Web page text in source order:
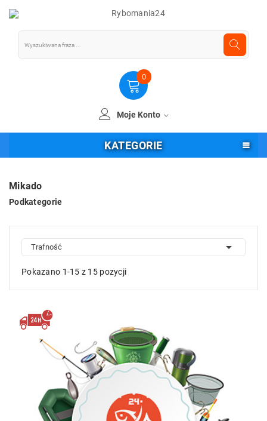
0
Moje Konto
KATEGORIE
Mikado
Podkategorie
Trafność 
Pokazano 1-15 z 15 pozycji